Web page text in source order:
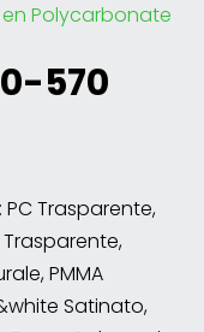
en Polycarbonate
570
Trasparente,
Trasparente,
PMMA
Satinato,